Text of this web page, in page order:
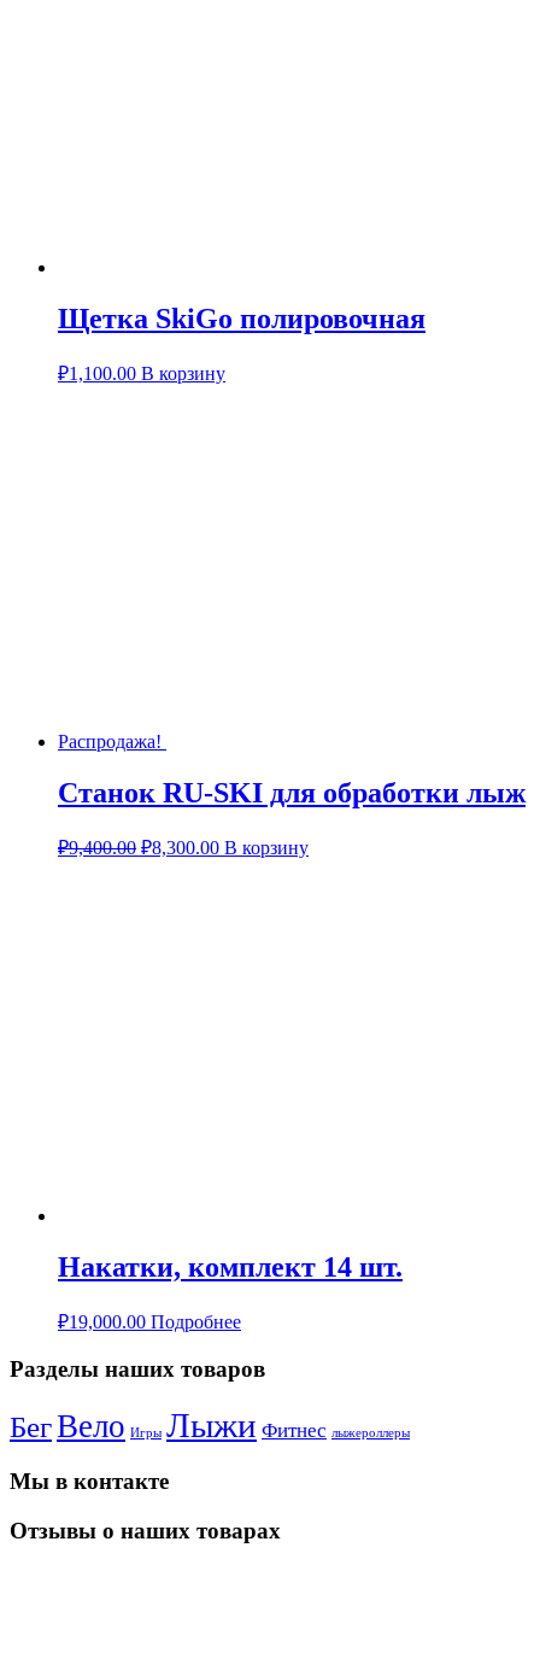
Щетка SkiGo полировочная
₽1,100.00 В корзину
Распродажа!
Станок RU-SKI для обработки лыж
₽9,400.00 ₽8,300.00 В корзину
Накатки, комплект 14 шт.
₽19,000.00 Подробнее
Разделы наших товаров
БегВело Игры Лыжи Фитнес лыжероллеры
Мы в контакте
Отзывы о наших товарах